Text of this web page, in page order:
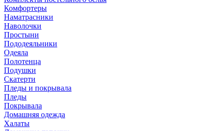
Комфортеры
Наматрасники
Наволочки
Простыни
Пододеяльники
Одеяла
Полотенца
Подушки
Скатерти
Пледы и покрывала
Пледы
Покрывала
Домашняя одежда
Халаты